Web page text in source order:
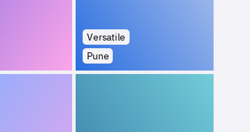
Versatile
Pune